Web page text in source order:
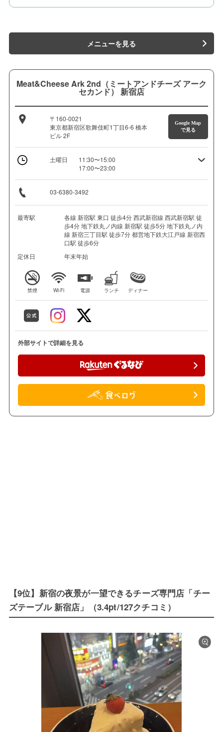
メニューを見る
Meat&Cheese Ark 2nd（ミートアンドチーズ アーク
セカンド） 新宿店
〒160-0021
東京都新宿区歌舞伎町1丁目6-6 橋本
ビル 2F
Google Map
で見る
土曜日
11:30〜15:00
17:00〜23:00
03-6380-3492
最寄駅
各線 新宿駅 東口 徒歩4分 西武新宿線 西武新宿駅 徒
歩4分 地下鉄丸ノ内線 新宿駅 徒歩5分 地下鉄丸ノ内
線 新宿三丁目駅 徒歩7分 都営地下鉄大江戸線 新宿西
口駅 徒歩6分
定休日
年末年始
禁煙 Wi-Fi 電源 ランチ ディナー
外部サイトで詳細を見る
【9位】新宿の夜景が一望できるチーズ専門店「チー
ズテーブル 新宿店」（3.4pt/127クチコミ）